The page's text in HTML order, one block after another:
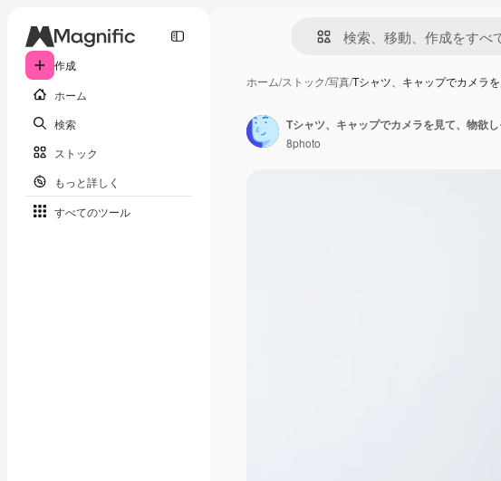
作成
ホーム
検索
ストック
もっと詳しく
すべてのツール
ホーム/ストック/写真/Tシャツ、キャップでカメラ
Tシャツ、キャップでカメラを見て、物欲
8photo